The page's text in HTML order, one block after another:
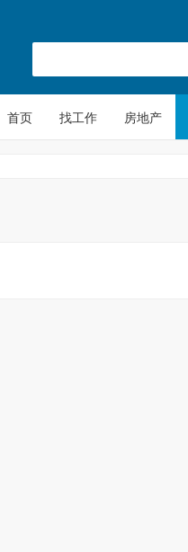
首页 找工作 房地产